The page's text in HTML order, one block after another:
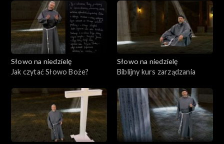
Słowo na niedzielę
Jak czytać Słowo Boże?
Słowo na niedzielę
Biblijny kurs zarządzania